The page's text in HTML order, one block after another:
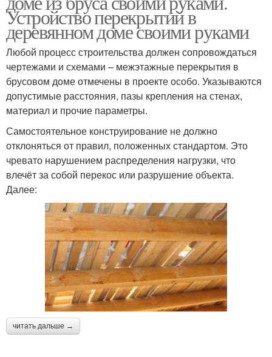
Устройство перекрытий в
деревянном доме своими руками
Любой процесс строительства должен сопровождаться
чертежами и схемами – межэтажные перекрытия в
брусовом доме отмечены в проекте особо. Указываются
допустимые расстояния, пазы крепления на стенах,
материал и прочие параметры.
Самостоятельное конструирование не должно
отклоняться от правил, положенных стандартом. Это
чревато нарушением распределения нагрузки, что
влечёт за собой перекос или разрушение объекта.
Далее:
читать дальше →